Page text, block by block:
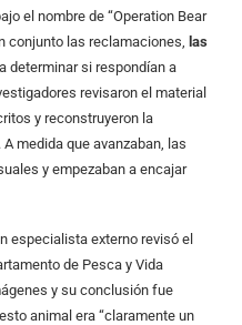
el nombre de “Operation Bear
conjunto las reclamaciones,
las
determinar si respondían a
revisaron el material
y reconstruyeron la
medida que avanzaban, las
y empezaban a encajar
especialista externo revisó el
de Pesca y Vida
y su conclusión fue
animal era “claramente un